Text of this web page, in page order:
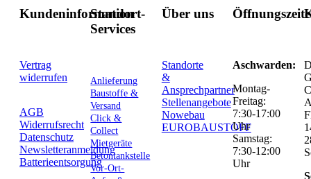
Kundeninformation
Vertrag
widerrufen
AGB
Widerrufsrecht
Datenschutz
Newsletteranmeldung
Batterieentsorgung
Standort-
Services
Anlieferung
Baustoffe &
Versand
Click &
Collect
Mietgeräte
Betontankstelle
Vor-Ort-
Über uns
Standorte
&
Ansprechpartner
Stellenangebote
Nowebau
EUROBAUSTOFF
Aschwarden:
Montag-
Freitag:
7:30-17:00
Uhr
Samstag:
7:30-12:00
Uhr